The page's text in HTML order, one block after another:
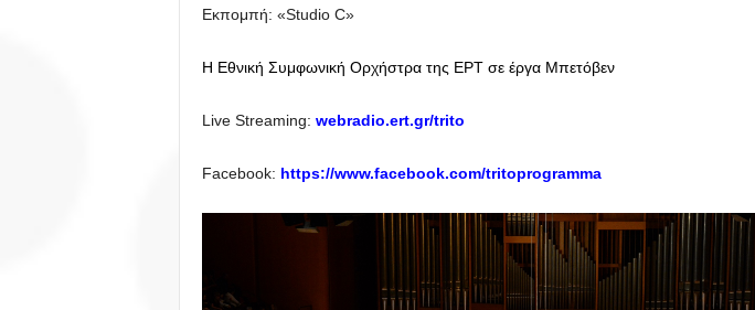
Εκπομπή: «Studio C»
Η Εθνική Συμφωνική Ορχήστρα της ΕΡΤ σε έργα Μπετόβεν
Live Streaming: webradio.ert.gr/trito
Facebook: https://www.facebook.com/tritoprogramma